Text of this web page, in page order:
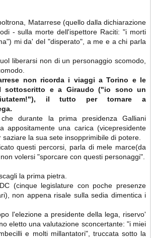
Matarrese (quello dalla dichiarazione
- sulla morte dell'ispettore Raciti: "i morti
mi da' del "disperato", a me e a chi parla
liberarsi non di un personaggio scomodo,
non ricorda i viaggi a Torino e le
sottoscritto e a Giraudo ("io sono un
il tutto per tornare a
durante la prima presidenza Galliani
appositamente una carica (vicepresidente
la sua sete insopprimibile di potere.
questi percorsi, parla di mele marce(da
volersi "sporcare con questi personaggi".
la prima pietra.
(cinque legislature con poche presenze
non appena risale sulla sedia dimentica i
l'elezione a presidente della lega, riservo'
eletto una valutazione sconcertante: "i miei
e molti millantatori", truccata sotto la